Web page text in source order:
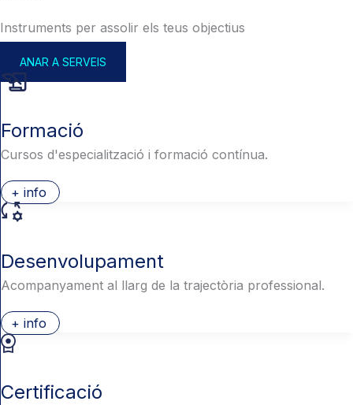
Instruments per assolir els teus objectius
ANAR A SERVEIS
Formació
Cursos d'especialització i formació contínua.
+ info
Desenvolupament
Acompanyament al llarg de la trajectòria professional.
+ info
Certificació